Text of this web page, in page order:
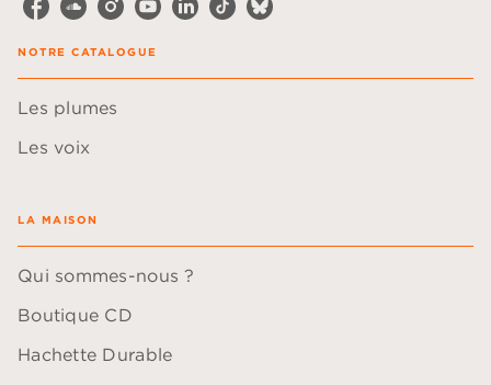
NOTRE CATALOGUE
Les plumes
Les voix
LA MAISON
Qui sommes-nous ?
Boutique CD
Hachette Durable